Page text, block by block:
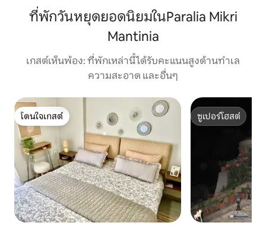
ที่พักวันหยุดยอดนิยมในParalia Mikri
Μantinia
เกสต์เห็นพ้อง: ที่พักเหล่านี้ได้รับคะแนนสูงด้านทำเล
ความสะอาด และอื่นๆ
โดนใจเกสต์
โดนใจเกสต์
ซูเปอร์โฮสต์
ซูเปอร์โฮสต์